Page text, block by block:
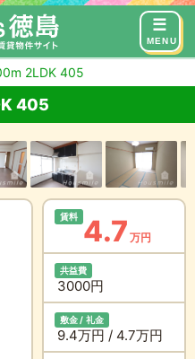
MENU
お問い合わせ
2LDK 405
405
賃料 4.7 万円
共益費
3000円
敷金 / 礼金
9.4万円 / 4.7万円